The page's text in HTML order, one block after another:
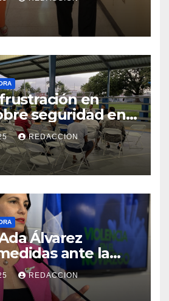
en
seguridad en
REDACCION
Álvarez
ante la
el noviazgo
REDACCION